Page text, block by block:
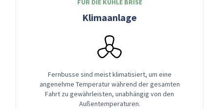
FÜR DIE KÜHLE BRISE
Klimaanlage
Fernbusse sind meist klimatisiert, um eine
angenehme Temperatur während der gesamten
Fahrt zu gewährleisten, unabhängig von den
Außentemperaturen.